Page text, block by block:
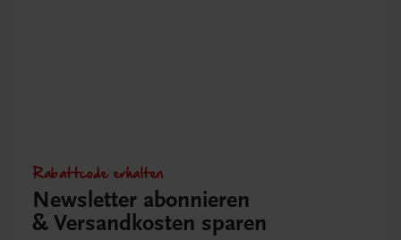
Rabattcode erhalten
Newsletter abonnieren
& Versandkosten sparen